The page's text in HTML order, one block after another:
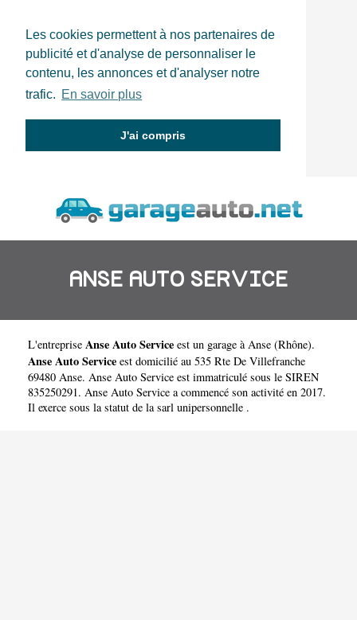
Les cookies permettent à nos partenaires de
publicité et d'analyse de personnaliser le
contenu, les annonces et d'analyser notre
trafic. En savoir plus
J'ai compris
ANSE AUTO SERVICE
L'entreprise Anse Auto Service est un garage à Anse (Rhône).
Anse Auto Service est domicilié au 535 Rte De Villefranche
69480 Anse. Anse Auto Service est immatriculé sous le SIREN
835250291. Anse Auto Service a commencé son activité en 2017.
Il exerce sous la statut de la sarl unipersonnelle .